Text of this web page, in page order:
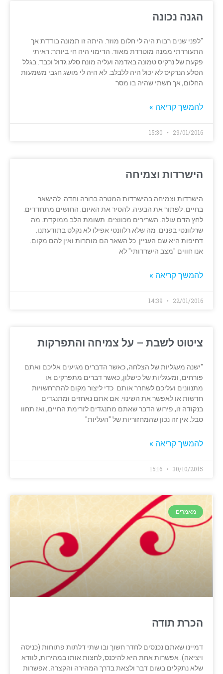
הגנה נכונה
"לפני שנים רבות היה לי חלום מוזר. היתה זו תמונה בודדת אך
התעוררתי ממנה מוטרדת מאוד. הדימוי היה חי ביותר: ראיתי
פקעת של נרקיס טמונה באדמה ועליה מונח סלע גדול וכבד. בגלל
הסלע הנרקיס לא יכול היה ללבלב. לא היה לי מושג חגבי משמעות
החלום, אך חשתי שהיה בו מסר
להמשך קריאה »
29/01/2016
הישרדות וצמיחה
הישרדות וצמיחה בהישרדות המטרה ברורה וחדה. להישאר
בחיים. לפתור את הבעיה. להסיר את האיום. החושים מתחדדים.
לחץ הדם עולה. השרירים מכווצים. תשומת הלב ממוקדת. מה
שרלוונטי בפנים. מה שלא רלוונטי אפילו לא נקלט בתודעתנו.
דחיפות היא שם העניין. כל השאר הם מותרות ואין להם מקום.
אנו חווים "מצב הישרדותי" לא
להמשך קריאה »
22/01/2016
ציטוט לשבת – על צמיחה והתפרקות
"ישנה מעגליות של הצלחה, כאשר הדברים מגיעים אליכם ואתם
פורחים, ומעגליות של כישלון, כאשר דברים מתפרקים או
מתנוונים ועליכם לשחרר אותם כדי ליצור מקום להתרחשויות
חדשות או לאפשר את השינוי. אם אתם נאחזים ומתנגדים
בנקודה זו, פירוש הדבר שאתם מתנגדים לזרימת החיים, ואז תחוו
סבל. אין זה נכון שהמחזוריות של "העליות"
להמשך קריאה »
30/10/2015
מאמרים
הכרת תודה
דמיינו שאתם נכנסים לחדר חשוך ובו שתי דלתות פתוחות (כניסה
ויציאה). אפשרות אחת היא להיכנס, לחצות אותו במהירות, לוודא
שלא נתקלים בשום דבר ולצאת בדרך המהירה והקצרה. אפשרות